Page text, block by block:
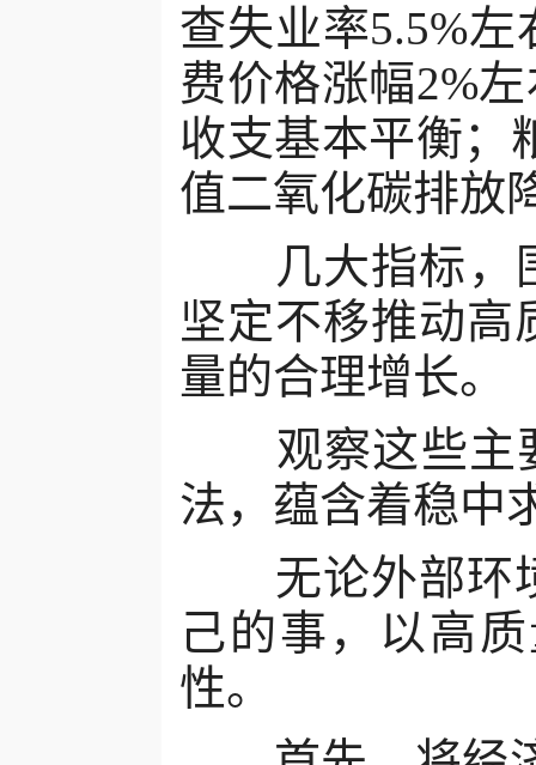
查失业率5.5%
费价格涨幅2%
收支基本平衡；
值二氧化碳排放
几大指标，
坚定不移推动高
量的合理增长。
观察这些主要
法，蕴含着稳中
无论外部环境
己的事，以高
性。